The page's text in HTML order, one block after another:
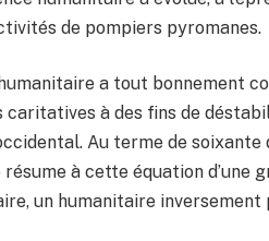
de pompiers pyromanes.
a tout bonnement
caritatives à des fins de
Au terme de soixante
résume à cette équation d’une
un humanitaire